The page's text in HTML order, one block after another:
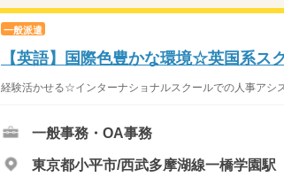
一般派遣
【英語】国際色豊かな環境☆英国系ス
経験活かせる☆インターナショナルスクールでの人事アシ
一般事務・OA事務
東京都小平市/西武多摩湖線一橋学園駅